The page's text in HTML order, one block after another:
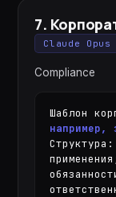
7.
Claude
Compliance
Шаблон
например,